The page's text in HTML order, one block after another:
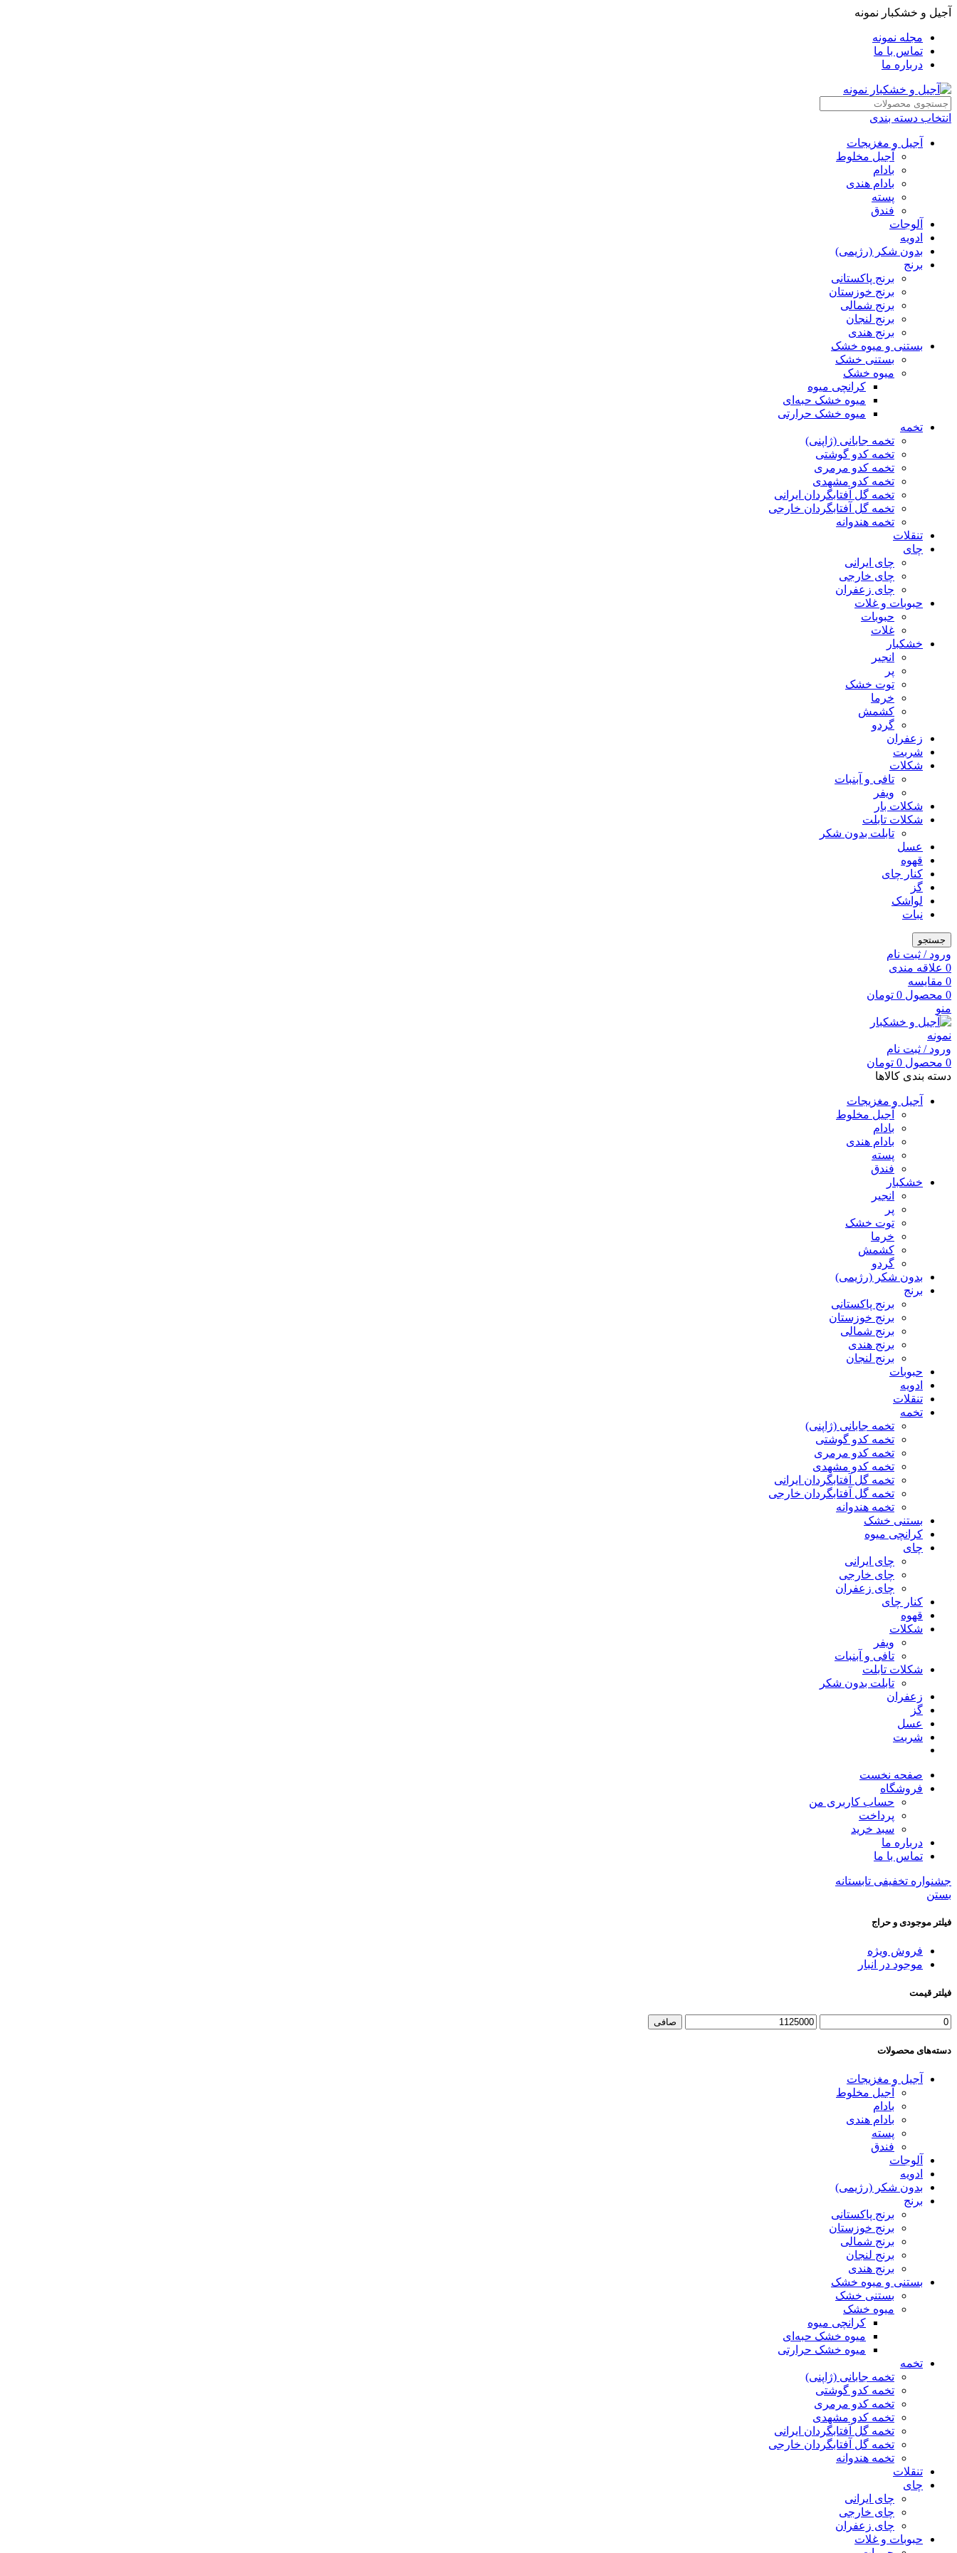
آجیل و خشکبار نمونه
مجله نمونه
تماس با ما
درباره ما
انتخاب دسته بندی
آجیل و مغزیجات
آجیل مخلوط
بادام
بادام هندی
پسته
فندق
آلوجات
ادویه
بدون شکر (رژیمی)
برنج
برنج پاکستانی
برنج خوزستان
برنج شمالی
برنج لنجان
برنج هندی
بستنی و میوه خشک
بستنی خشک
میوه خشک
کرانچی میوه
میوه خشک حبه‌ای
میوه خشک حرارتی
تخمه
تخمه جابانی (ژاپنی)
تخمه کدو گوشتی
تخمه کدو مرمری
تخمه کدو مشهدی
تخمه گل آفتابگردان ایرانی
تخمه گل آفتابگردان خارجی
تخمه هندوانه
تنقلات
چای
چای ایرانی
چای خارجی
چای زعفران
حبوبات و غلات
حبوبات
غلات
خشکبار
انجیر
پر
توت خشک
خرما
کشمش
گردو
زعفران
شربت
شکلات
تافی و آبنبات
ویفر
شکلات بار
شکلات تابلت
تابلت بدون شکر
عسل
قهوه
کنار چای
گز
لواشک
نبات
جستجو
ورود / ثبت نام
0 علاقه مندی
0 مقایسه
0 محصول 0 تومان
منو
ورود / ثبت نام
0 محصول 0 تومان
دسته بندی کالاها
آجیل و مغزیجات
آجیل مخلوط
بادام
بادام هندی
پسته
فندق
خشکبار
انجیر
پر
توت خشک
خرما
کشمش
گردو
بدون شکر (رژیمی)
برنج
برنج پاکستانی
برنج خوزستان
برنج شمالی
برنج هندی
برنج لنجان
حبوبات
ادویه
تنقلات
تخمه
تخمه جابانی (ژاپنی)
تخمه کدو گوشتی
تخمه کدو مرمری
تخمه کدو مشهدی
تخمه گل آفتابگردان ایرانی
تخمه گل آفتابگردان خارجی
تخمه هندوانه
بستنی خشک
کرانچی میوه
چای
چای ایرانی
چای خارجی
چای زعفران
کنار چای
قهوه
شکلات
ویفر
تافی و آبنبات
شکلات تابلت
تابلت بدون شکر
زعفران
گز
عسل
شربت
صفحه نخست
فروشگاه
حساب کاربری من
پرداخت
سبد خرید
درباره ما
تماس با ما
جشنواره تخفیفی تابستانه
بستن
فیلتر موجودی و حراج
فروش ویژه
موجود در انبار
فیلتر قیمت
صافی
دسته‌های محصولات
آجیل و مغزیجات
آجیل مخلوط
بادام
بادام هندی
پسته
فندق
آلوجات
ادویه
بدون شکر (رژیمی)
برنج
برنج پاکستانی
برنج خوزستان
برنج شمالی
برنج لنجان
برنج هندی
بستنی و میوه خشک
بستنی خشک
میوه خشک
کرانچی میوه
میوه خشک حبه‌ای
میوه خشک حرارتی
تخمه
تخمه جابانی (ژاپنی)
تخمه کدو گوشتی
تخمه کدو مرمری
تخمه کدو مشهدی
تخمه گل آفتابگردان ایرانی
تخمه گل آفتابگردان خارجی
تخمه هندوانه
تنقلات
چای
چای ایرانی
چای خارجی
چای زعفران
حبوبات و غلات